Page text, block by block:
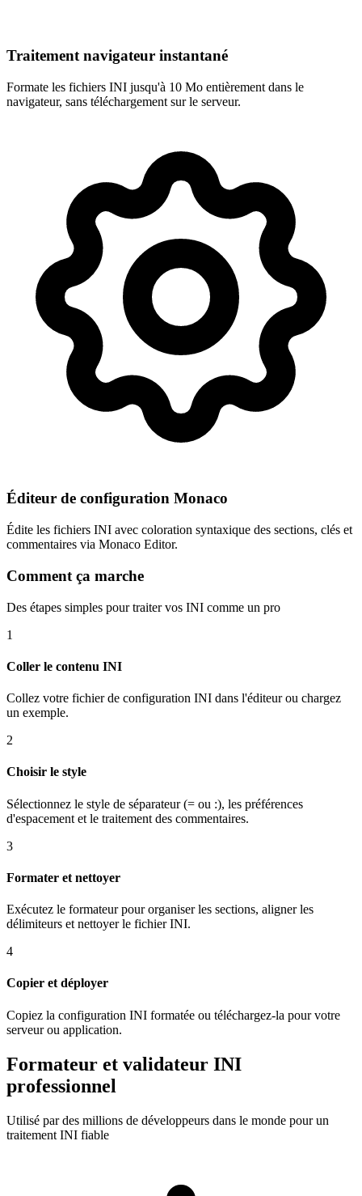
Traitement navigateur instantané
Formate les fichiers INI jusqu'à 10 Mo entièrement dans le
navigateur, sans téléchargement sur le serveur.
Éditeur de configuration Monaco
Édite les fichiers INI avec coloration syntaxique des sections, clés et
commentaires via Monaco Editor.
Comment ça marche
Des étapes simples pour traiter vos INI comme un pro
1
Coller le contenu INI
Collez votre fichier de configuration INI dans l'éditeur ou chargez
un exemple.
2
Choisir le style
Sélectionnez le style de séparateur (= ou :), les préférences
d'espacement et le traitement des commentaires.
3
Formater et nettoyer
Exécutez le formateur pour organiser les sections, aligner les
délimiteurs et nettoyer le fichier INI.
4
Copier et déployer
Copiez la configuration INI formatée ou téléchargez-la pour votre
serveur ou application.
Formateur et validateur INI
professionnel
Utilisé par des millions de développeurs dans le monde pour un
traitement INI fiable